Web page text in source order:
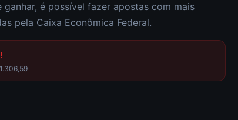
ganhar, é possível fazer apostas com mais
pela Caixa Econômica Federal.